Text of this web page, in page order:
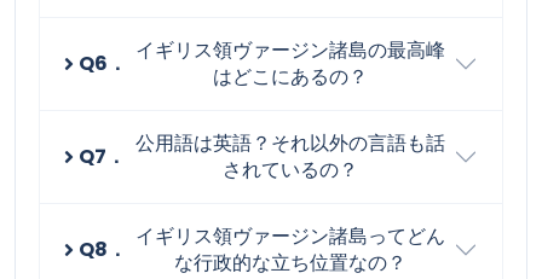
Q6．
イギリス領ヴァージン諸島の最高峰
はどこにあるの？
Q7．
公用語は英語？それ以外の言語も話
されているの？
Q8．
イギリス領ヴァージン諸島ってどん
な行政的な立ち位置なの？